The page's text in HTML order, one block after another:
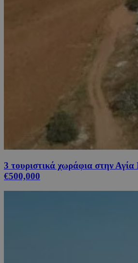
3 τουριστικά χωράφια στην
€500,000